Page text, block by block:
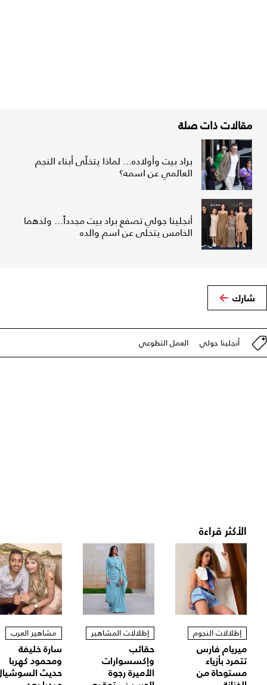
مقالات ذات صلة
براد بيت وأولاده... لماذا يتخلّى أبناء النجم
العالمي عن اسمه؟
أنجلينا جولي تصفع براد بيت مجدداً... ولدهما
الخامس يتخلى عن اسم والده
شارك
أنجلينا جولي العمل التطوعي
الأكثر قراءة
إطلالات النجوم
ميريام فارس
تتمرد بأزياء
مستوحاة من
إطلالات المشاهير
حقائب
وإكسسوارات
الأميرة رجوة
مشاهير العرب
سارة خليفة
ومحمود كهربا
حديث